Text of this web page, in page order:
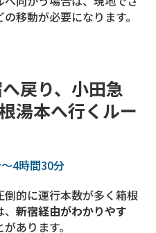
移動が必要になります。
戻り、小田急
湯本へ行くルー
4時間30分
的に運行本数が多く箱根
、新宿経由がわかりやす
があります。